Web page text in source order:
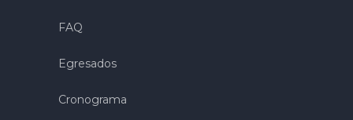
FAQ
Egresados
Cronograma